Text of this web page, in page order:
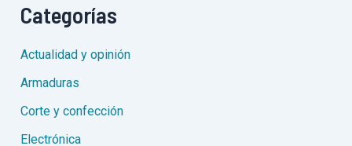
Categorías
Actualidad y opinión
Armaduras
Corte y confección
Electrónica